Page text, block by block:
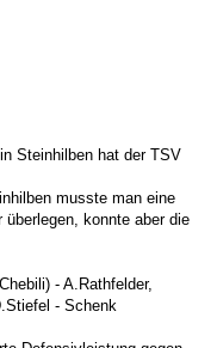
Steinhilben hat der TSV
musste man eine
konnte aber die
- A.Rathfelder,
- Schenk